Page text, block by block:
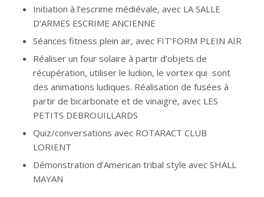
Initiation à l’escrime médiévale, avec LA SALLE
D’ARMES ESCRIME ANCIENNE
Séances fitness plein air, avec FIT’FORM PLEIN AIR
Réaliser un four solaire à partir d’objets de
récupération, utiliser le ludion, le vortex qui sont
des animations ludiques. Réalisation de fusées à
partir de bicarbonate et de vinaigre, avec LES
PETITS DEBROUILLARDS
Quiz/conversations avec ROTARACT CLUB
LORIENT
Démonstration d’American tribal style avec SHALL
MAYAN